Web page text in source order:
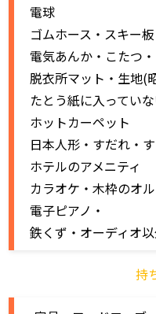
電球
ゴムホース・スキー
電気あんか・こたつ・
脱衣所マット・生地(
たとう紙に入ってい
ホットカーペット
日本人形・すだれ・
ホテルのアメニティ
カラオケ・木枠のオ
電子ピアノ・
鉄くず・オーディオ
持